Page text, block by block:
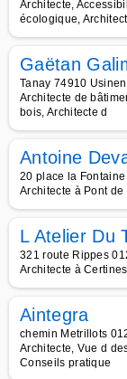
Architecte,
écologique,
Gaëtan
Tanay 74910
Architecte de
bois, Architecte d
Antoine
20 place la
Architecte à Pont de
L Atelier Du
321 route Rippes
Architecte à Certines
Aintegra
chemin Metrillots
Architecte, Vue d
Conseils pratique